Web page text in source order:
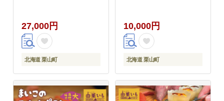
27,000円
北海道 栗山町
10,000円
北海道 栗山町